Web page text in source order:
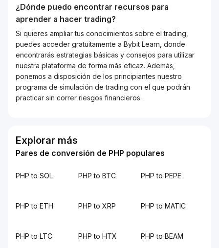
¿Dónde puedo encontrar recursos para
aprender a hacer trading?
Si quieres ampliar tus conocimientos sobre el trading,
puedes acceder gratuitamente a Bybit Learn, donde
encontrarás estrategias básicas y consejos para utilizar
nuestra plataforma de forma más eficaz. Además,
ponemos a disposición de los principiantes nuestro
programa de simulación de trading con el que podrán
practicar sin correr riesgos financieros.
Explorar más
Pares de conversión de PHP populares
PHP to SOL PHP to BTC PHP to PEPE
PHP to ETH PHP to XRP PHP to MATIC
PHP to LTC PHP to HTX PHP to BEAM